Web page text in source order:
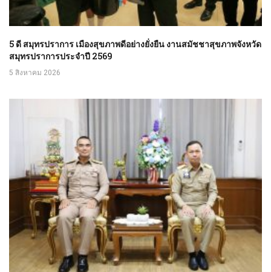
5 ดี สมุทรปราการ เมืองสุขภาพดีอย่างยั่งยืน งานสมัชชาสุขภาพจังหวัด
สมุทรปราการประจำปี 2569
5 สิงหาคม 2026